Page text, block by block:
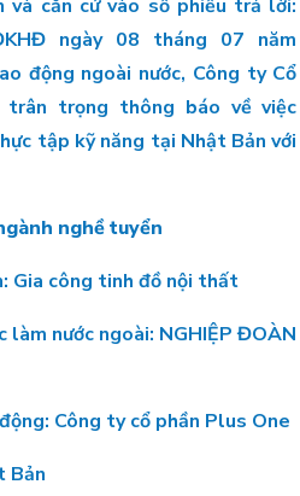
và căn cứ vào số phiếu trả lời:
ngày 08 tháng 07 năm
động ngoài nước, Công ty Cổ
trân trọng thông báo về việc
tập kỹ năng tại Nhật Bản với
nghề tuyển
Gia công tinh đồ nội thất
làm nước ngoài: NGHIỆP ĐOÀN
Công ty cổ phần Plus One
Bản